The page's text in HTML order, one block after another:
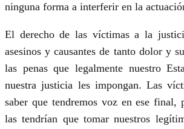
ninguna forma a interferir en la
El derecho de las víctimas a la
asesinos y causantes de tanto dolor y
las penas que legalmente nuestro
nuestra justicia les impongan. Las
saber que tendremos voz en ese final,
las tendrían que tomar nuestros